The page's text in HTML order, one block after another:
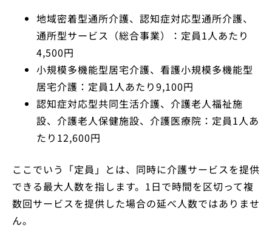
地域密着型通所介護、認知症対応型通所介護、
通所型サービス（総合事業）：定員1人あたり
4,500円
小規模多機能型居宅介護、看護小規模多機能型
居宅介護：定員1人あたり9,100円
認知症対応型共同生活介護、介護老人福祉施
設、介護老人保健施設、介護医療院：定員1人あ
たり12,600円
ここでいう「定員」とは、同時に介護サービスを提供
できる最大人数を指します。1日で時間を区切って複
数回サービスを提供した場合の延べ人数ではありませ
ん。